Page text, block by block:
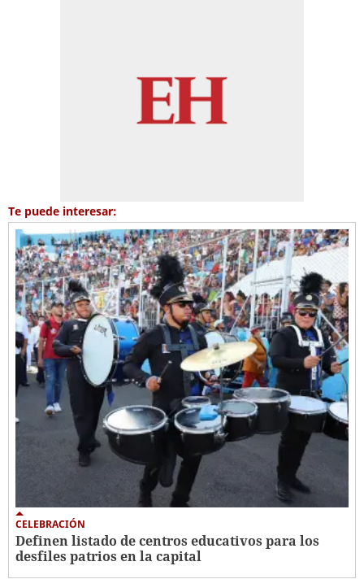
Te puede interesar:
CELEBRACIÓN
Definen listado de centros educativos para los
desfiles patrios en la capital